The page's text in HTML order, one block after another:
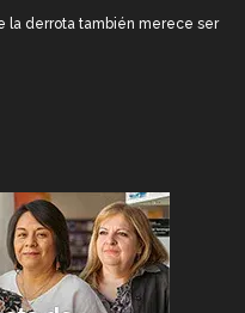
la derrota también merece ser